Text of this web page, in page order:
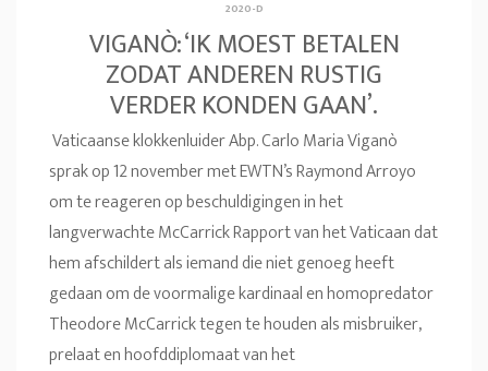
2020-D
VIGANÒ: ‘IK MOEST BETALEN
ZODAT ANDEREN RUSTIG
VERDER KONDEN GAAN’.
Vaticaanse klokkenluider Abp. Carlo Maria Viganò
sprak op 12 november met EWTN’s Raymond Arroyo
om te reageren op beschuldigingen in het
langverwachte McCarrick Rapport van het Vaticaan dat
hem afschildert als iemand die niet genoeg heeft
gedaan om de voormalige kardinaal en homopredator
Theodore McCarrick tegen te houden als misbruiker,
prelaat en hoofddiplomaat van het